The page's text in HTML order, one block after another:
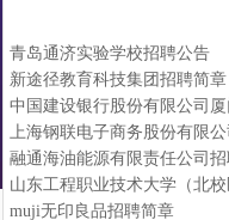
青岛通济实验学校招聘公告
新途径教育科技集团招聘简章
中国建设银行股份有限公司
上海钢联电子商务股份有限
融通海油能源有限责任公司
山东工程职业技术大学（北
muji无印良品招聘简章